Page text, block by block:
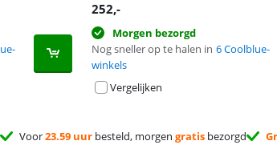
252,-
Morgen bezorgd
Nog sneller op te halen in 6 Coolblue-
winkels
Vergelijken
Voor23.59 uur besteld, morgen gratis bezorgd